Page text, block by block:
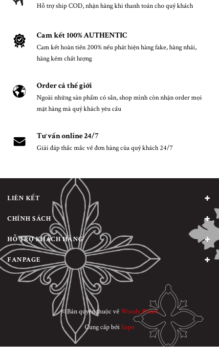
Hỗ trợ ship COD, nhận hàng khi thanh toán cho quý khách
Cam kết 100% AUTHENTIC
Cam kết hoàn tiền 200% nếu phát hiện hàng fake, hàng nhái,
hàng kém chất lượng
Order cả thế giới
Ngoài những sản phẩm có sẵn, shop mình còn nhận order mọi
mặt hàng mà quý khách yêu cầu
Tư vấn online 24/7
Giải đáp thắc mắc về đơn hàng của quý khách 24/7
LIÊN KẾT
CHÍNH SÁCH
HỖ TRỢ KHÁCH HÀNG
FANPAGE
© Bản quyền thuộc vềWoody Planet
Cung cấp bởiSapo